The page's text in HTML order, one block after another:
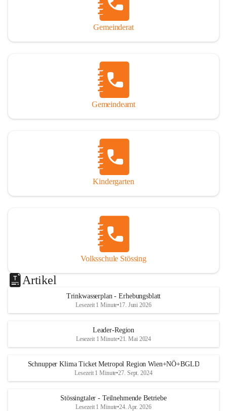
Gemeinderat
Gemeindeamt
Kindergarten
Volksschule Stössing
Artikel
Trinkwasserplan - Erhebungsblatt
Lesezeit 1 Minute•17. Juni 2026
Leader-Region
Lesezeit 1 Minute•21. Mai 2024
Schnupper Klima Ticket Metropol Region Wien+NÖ+BGLD
Lesezeit 1 Minute•27. Sept. 2024
Stössingtaler - Teilnehmende Betriebe
Lesezeit 1 Minute•24. Apr. 2026